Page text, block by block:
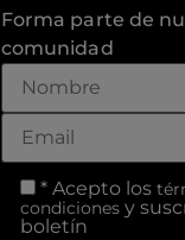
Forma parte de
comunidad
* Acepto los
condicionesy
boletín